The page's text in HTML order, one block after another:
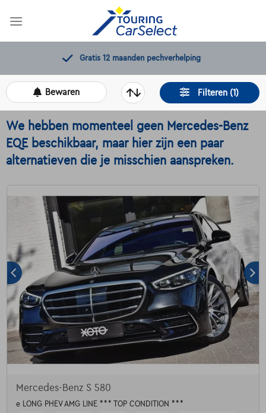
Gratis 12 maanden pechverhelping
Filteren (1)
Bewaren
We hebben momenteel geen Mercedes-Benz
EQE beschikbaar, maar hier zijn een paar
alternatieven die je misschien aanspreken.
Mercedes-Benz S 580
e LONG PHEV AMG LINE *** TOP CONDITION ***